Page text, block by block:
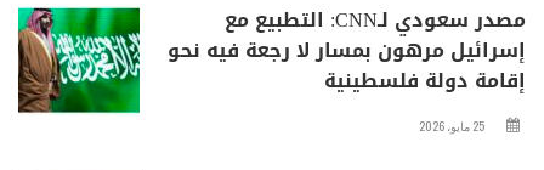
مصدر سعودي لـCNN: التطبيع مع
إسرائيل مرهون بمسار لا رجعة فيه نحو
إقامة دولة فلسطينية
25 مايو، 2026